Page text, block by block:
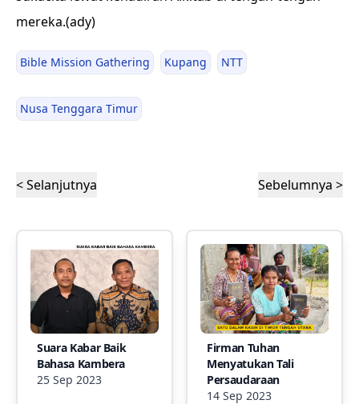
mereka.(ady)
Bible Mission Gathering Kupang NTT
Nusa Tenggara Timur
< Selanjutnya Sebelumnya >
Suara Kabar Baik
Bahasa Kambera
25 Sep 2023
Firman Tuhan
Menyatukan Tali
Persaudaraan
14 Sep 2023